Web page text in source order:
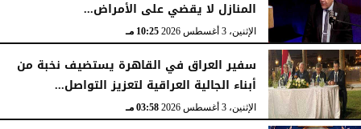
المنازل لا يقضي على الأمراض...
الإثنين، 3 أغسطس 2026 10:25 مـ
سفير العراق في القاهرة يستضيف نخبة من
أبناء الجالية العراقية لتعزيز التواصل...
الإثنين، 3 أغسطس 2026 03:58 مـ